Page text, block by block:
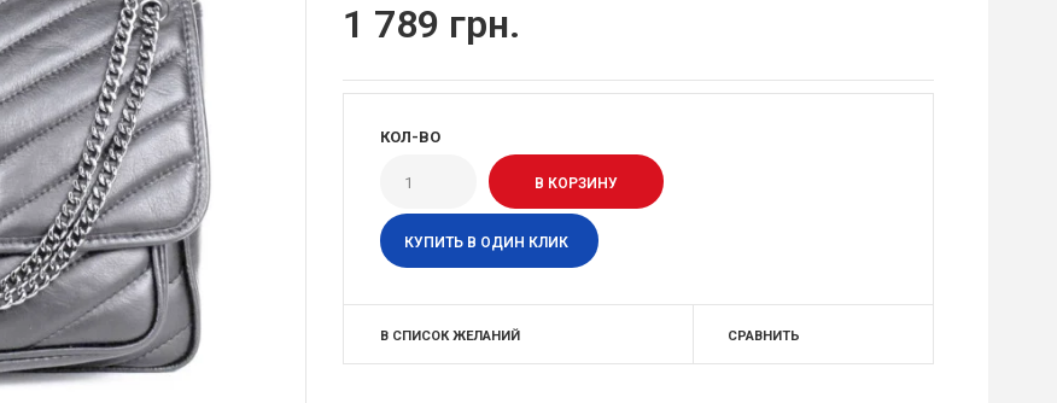
1 789 грн.
КОЛ-ВО
КУПИТЬ В ОДИН КЛИК
В СПИСОК ЖЕЛАНИЙ СРАВНИТЬ